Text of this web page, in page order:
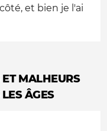
et bien je l'ai
ET MALHEURS
ÂGES